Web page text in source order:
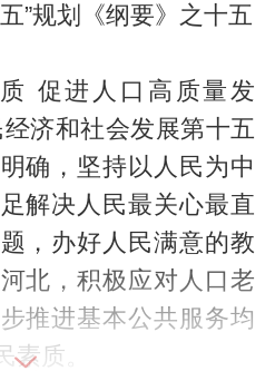
”规划《纲要》之十五
促进人口高质量发
济和社会发展第十五
确，坚持以人民为中
解决人民最关心最直
，办好人民满意的教
北，积极应对人口老
推进基本公共服务均
素质。